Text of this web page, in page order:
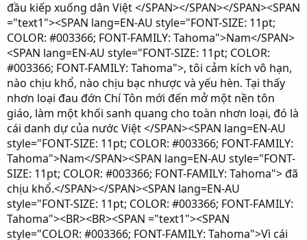
đầu kiếp xuống dân Việt </SPAN></SPAN></SPAN><SPAN
="text1"><SPAN lang=EN-AU style="FONT-SIZE: 11pt;
COLOR: #003366; FONT-FAMILY: Tahoma">Nam</SPAN>
<SPAN lang=EN-AU style="FONT-SIZE: 11pt; COLOR:
#003366; FONT-FAMILY: Tahoma">, tôi cảm kích vô hạn,
nào chịu khổ, nào chịu bạc nhược và yếu hèn. Tại thấy
nhơn loại đau đớn Chí Tôn mới đến mở một nền tôn
giáo, làm một khối sanh quang cho toàn nhơn loại, đó là
cái danh dự của nước Việt </SPAN><SPAN lang=EN-AU
style="FONT-SIZE: 11pt; COLOR: #003366; FONT-FAMILY:
Tahoma">Nam</SPAN><SPAN lang=EN-AU style="FONT-
SIZE: 11pt; COLOR: #003366; FONT-FAMILY: Tahoma"> đã
chịu khổ.</SPAN></SPAN><SPAN lang=EN-AU
style="FONT-SIZE: 11pt; COLOR: #003366; FONT-FAMILY:
Tahoma"><BR><BR><SPAN ="text1"><SPAN
style="COLOR: #003366; FONT-FAMILY: Tahoma">Vì cái